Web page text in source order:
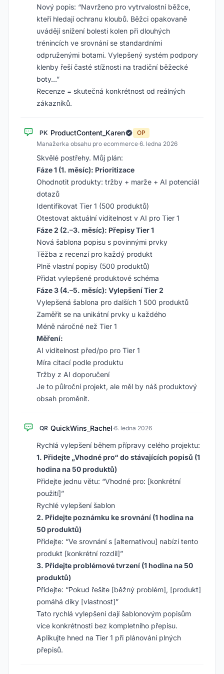
Nový popis: “Navrženo pro vytrvalostní běžce,
kteří hledají ochranu kloubů. Běžci opakovaně
uvádějí snížení bolesti kolen při dlouhých
trénincích ve srovnání se standardními
odpruženými botami. Vylepšený systém podpory
klenby řeší časté stížnosti na tradiční běžecké
boty…”
Recenze = skutečná konkrétnost od reálných
zákazníků.
PK ProductContent_Karen
OP
Manažerka obsahu pro ecommerce·6. ledna 2026
Skvělé postřehy. Můj plán:
Fáze 1 (1. měsíc): Prioritizace
Ohodnotit produkty: tržby + marže + AI potenciál
dotazů
Identifikovat Tier 1 (500 produktů)
Otestovat aktuální viditelnost v AI pro Tier 1
Fáze 2 (2.–3. měsíc): Přepisy Tier 1
Nová šablona popisu s povinnými prvky
Těžba z recenzí pro každý produkt
Plně vlastní popisy (500 produktů)
Přidat vylepšené produktové schéma
Fáze 3 (4.–5. měsíc): Vylepšení Tier 2
Vylepšená šablona pro dalších 1 500 produktů
Zaměřit se na unikátní prvky u každého
Méně náročné než Tier 1
Měření:
AI viditelnost před/po pro Tier 1
Míra citací podle produktu
Tržby z AI doporučení
Je to půlroční projekt, ale měl by náš produktový
obsah proměnit.
QR QuickWins_Rachel·6. ledna 2026
Rychlá vylepšení během přípravy celého projektu:
1. Přidejte „Vhodné pro“ do stávajících popisů (1
hodina na 50 produktů)
Přidejte jednu větu: “Vhodné pro: [konkrétní
použití]”
Rychlé vylepšení šablon
2. Přidejte poznámku ke srovnání (1 hodina na
50 produktů)
Přidejte: “Ve srovnání s [alternativou] nabízí tento
produkt [konkrétní rozdíl]”
3. Přidejte problémové tvrzení (1 hodina na 50
produktů)
Přidejte: “Pokud řešíte [běžný problém], [produkt]
pomáhá díky [vlastnost]”
Tato rychlá vylepšení dají šablonovým popisům
více konkrétnosti bez kompletního přepisu.
Aplikujte hned na Tier 1 při plánování plných
přepisů.